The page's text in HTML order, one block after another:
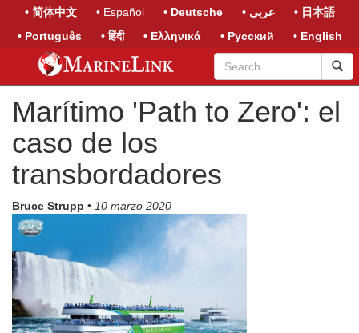
• 简体中文 • Español • Deutsche • عربى
• 日本語
• Português
• हिंदी • Ελληνικά • Русский • English
Marítimo 'Path to Zero': el
caso de los
transbordadores
Bruce Strupp • 10 marzo 2020